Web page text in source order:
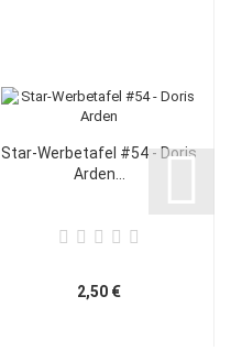
Star-Werbetafel #54 - Doris
Arden...
2,50 €